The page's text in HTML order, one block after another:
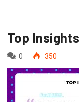
Top Insights
0 350